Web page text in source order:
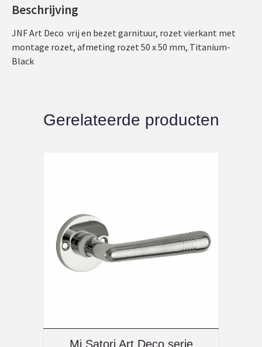
Beschrijving
JNF Art Deco vrij en bezet garnituur, rozet vierkant met
montage rozet, afmeting rozet 50 x 50 mm, Titanium-
Black
Gerelateerde producten
Mi Satori Art Deco serie